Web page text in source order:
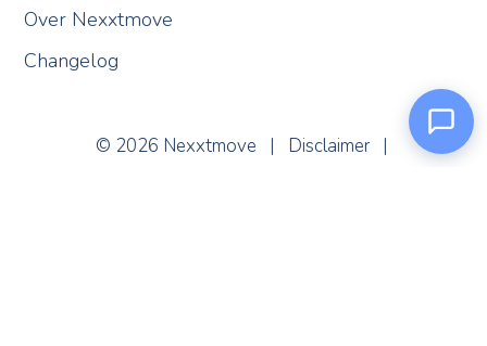
Over Nexxtmove
Changelog
© 2026 Nexxtmove | Disclaimer|